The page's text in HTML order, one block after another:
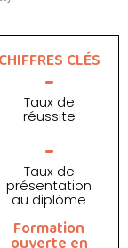
CHIFFRES CLÉS
-
Taux de
réussite
-
Taux de
présentation
au diplôme
Formation